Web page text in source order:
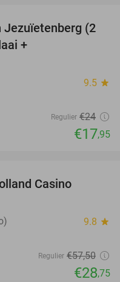
25%
Jezuïetenberg (2
+
9.5 star
Regulier €24
€17,95
Casino
9.8 star
Regulier €57,50
€28,75